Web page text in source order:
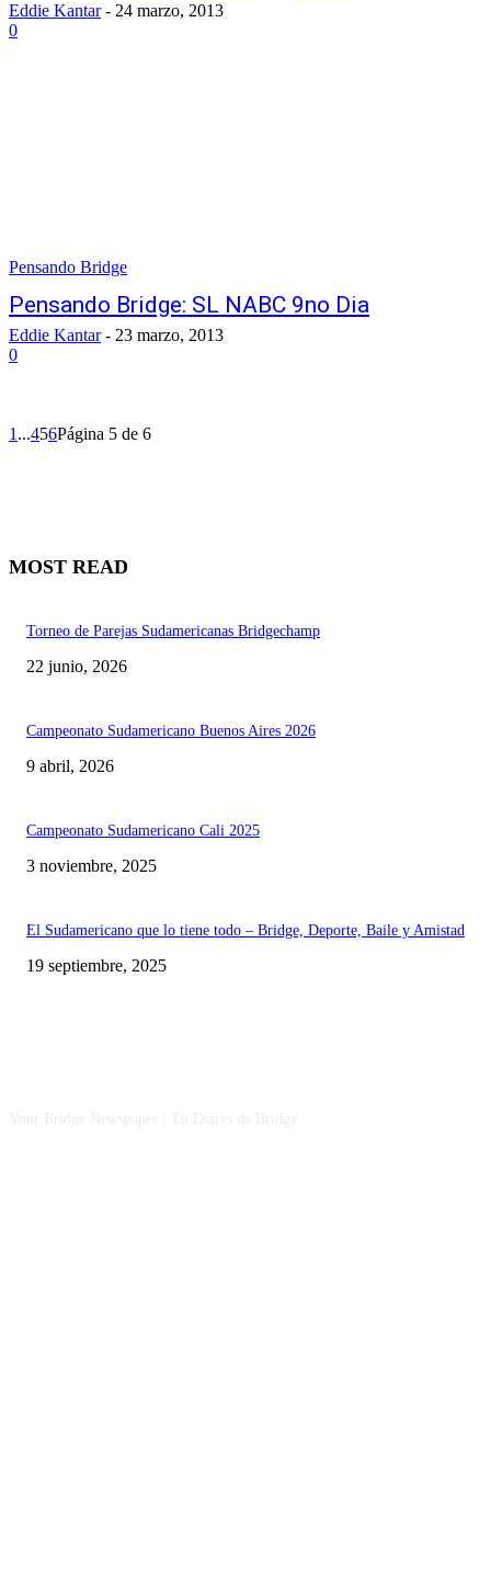
Eddie Kantar - 24 marzo, 2013
0
Pensando Bridge
Pensando Bridge: SL NABC 9no Dia
Eddie Kantar - 23 marzo, 2013
0
1 ...456Página 5 de 6
MOST READ
Torneo de Parejas Sudamericanas Bridgechamp
22 junio, 2026
Campeonato Sudamericano Buenos Aires 2026
9 abril, 2026
Campeonato Sudamericano Cali 2025
3 noviembre, 2025
El Sudamericano que lo tiene todo – Bridge, Deporte, Baile y Amistad
19 septiembre, 2025